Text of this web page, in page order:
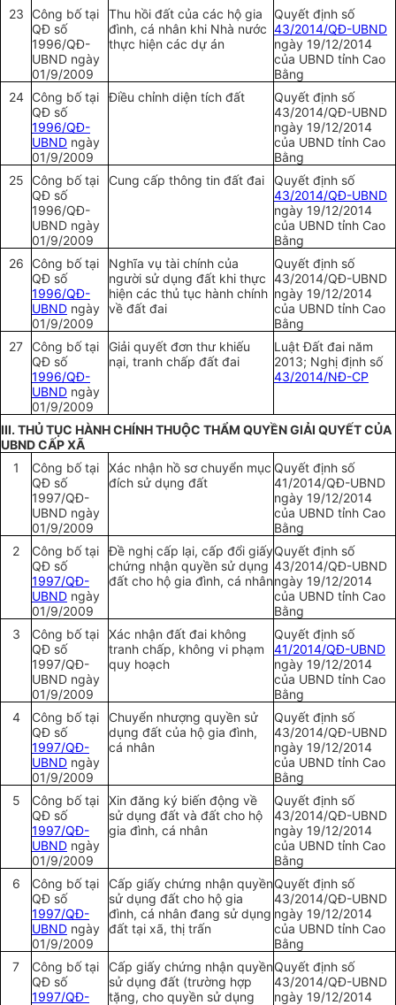
23
Công bố tại
QĐ số
1996/QĐ-
UBND ngày
01/9/2009
Thu hồi đất của các hộ gia
đình, cá nhân khi Nhà nước
thực hiện các dự án
Quyết định số
43/2014/QĐ-UBND
ngày 19/12/2014
của UBND tỉnh Cao
Bằng
24
Công bố tại
QĐ số
1996/QĐ-
UBND ngày
01/9/2009
Điều chỉnh diện tích đất
Quyết định số
43/2014/QĐ-UBND
ngày 19/12/2014
của UBND tỉnh Cao
Bằng
25
Công bố tại
QĐ số
1996/QĐ-
UBND ngày
01/9/2009
Cung cấp thông tin đất đai
Quyết định số
43/2014/QĐ-UBND
ngày 19/12/2014
của UBND tỉnh Cao
Bằng
26
Công bố tại
QĐ số
1996/QĐ-
UBND ngày
01/9/2009
Nghĩa vụ tài chính của
người sử dụng đất khi thực
hiện các thủ tục hành chính
về đất đai
Quyết định số
43/2014/QĐ-UBND
ngày 19/12/2014
của UBND tỉnh Cao
Bằng
27
Công bố tại
QĐ số
1996/QĐ-
UBND ngày
01/9/2009
Giải quyết đơn thư khiếu
nại, tranh chấp đất đai
Luật Đất đai năm
2013; Nghị định số
43/2014/NĐ-CP
III. THỦ TỤC HÀNH CHÍNH THUỘC THẨM QUYỀNGIẢI QUYẾT CỦA
UBND CẤP XÃ
1
Công bố tại
QĐ số
1997/QĐ-
UBND ngày
01/9/2009
Xác nhận hồ sơ chuyển mục
đích sử dụng đất
Quyết định số
41/2014/QĐ-UBND
ngày 19/12/2014
của UBND tỉnh Cao
Bằng
2
Công bố tại
QĐ số
1997/QĐ-
UBND ngày
01/9/2009
Đề nghị cấp lại, cấp đổi giấy
chứng nhận quyền sử dụng
đất cho hộ gia đình, cá nhân
Quyết định số
43/2014/QĐ-UBND
ngày 19/12/2014
của UBND tỉnh Cao
Bằng
3
Công bố tại
QĐ số
1997/QĐ-
UBND ngày
01/9/2009
Xác nhận đất đai không
tranh chấp, không vi phạm
quy hoạch
Quyết định số
41/2014/QĐ-UBND
ngày 19/12/2014
của UBND tỉnh Cao
Bằng
4
Công bố tại
QĐ số
1997/QĐ-
UBND ngày
01/9/2009
Chuyển nhượng quyền sử
dụng đất của hộ gia đình,
cá nhân
Quyết định số
43/2014/QĐ-UBND
ngày 19/12/2014
của UBND tỉnh Cao
Bằng
5
Công bố tại
QĐ số
1997/QĐ-
UBND ngày
01/9/2009
Xin đăng ký biến động về
sử dụng đất và đất cho hộ
gia đình, cá nhân
Quyết định số
43/2014/QĐ-UBND
ngày 19/12/2014
của UBND tỉnh Cao
Bằng
6
Công bố tại
QĐ số
1997/QĐ-
UBND ngày
01/9/2009
Cấp giấy chứng nhận quyền
sử dụng đất cho hộ gia
đình, cá nhân đang sử dụng
đất tại xã, thị trấn
Quyết định số
43/2014/QĐ-UBND
ngày 19/12/2014
của UBND tỉnh Cao
Bằng
7
Công bố tại
QĐ số
1997/QĐ-
Cấp giấy chứng nhận quyền
sử dụng đất (trường hợp
tặng, cho quyền sử dụng
Quyết định số
43/2014/QĐ-UBND
ngày 19/12/2014